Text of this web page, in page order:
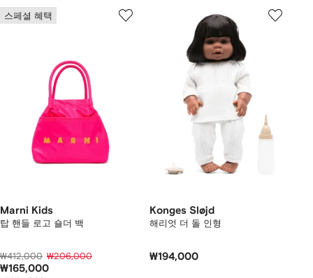
스페셜 혜택
Marni Kids
탑 핸들 로고 숄더 백
₩412,000 ₩206,000
₩165,000
Konges Sløjd
해리엇 더 돌 인형
₩194,000